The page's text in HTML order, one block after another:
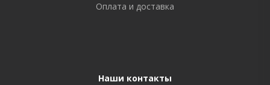
Оплата и доставка
Наши контакты